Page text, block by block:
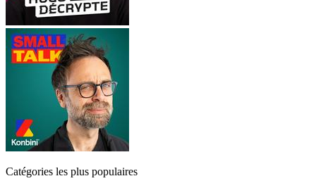
Catégories les plus populaires